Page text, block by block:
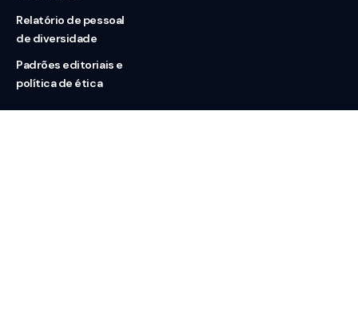
Relatório de pessoal
de diversidade
Padrões editoriais e
política de ética